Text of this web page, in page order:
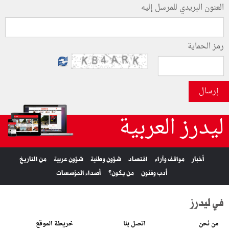
العنون البريدي للمرسل إليه
رمز الحماية
إرسال
ليدرز العربية
أخبار مواقف وآراء اقتصاد شؤون وطنية شؤون عربية
من التاريخ
أدب وفنون
من يكون؟ أصداء المؤسسات
في ليدرز
من نحن اتصل بنا خريطة الموقع